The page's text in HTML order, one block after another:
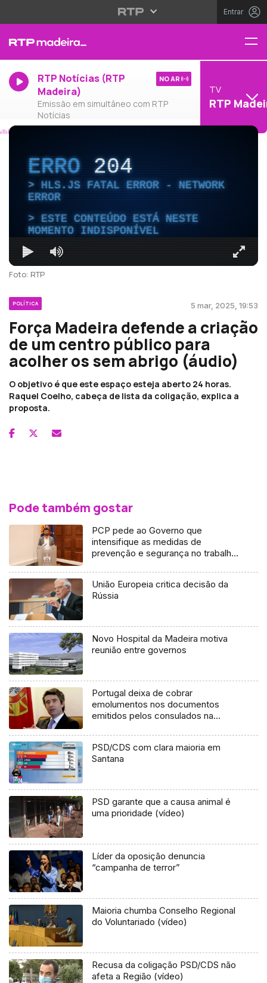
Entrar
RTP Notícias (RTP
Madeira)
Emissão em simultâneo com RTP
Notícias
NO AR
TV
RTP
ERRO204
HLS.JS FATAL ERROR - NETWORK
ERROR
ESTE CONTEÚDO ESTÁ NESTE
MOMENTO INDISPONÍVEL
Foto: RTP
POLÍTICA 5 mar, 2025, 19:53
Força Madeira defende a criação
de um centro público para
acolher os sem abrigo (áudio)
O objetivo é que este espaço esteja aberto 24 horas.
Raquel Coelho, cabeça de lista da coligação, explica a
proposta.
Pode também gostar
PCP pede ao Governo que
intensifique as medidas de
prevenção e segurança no trabalho
União Europeia critica decisão da
Rússia
Novo Hospital da Madeira motiva
reunião entre governos
Portugal deixa de cobrar
emolumentos nos documentos
emitidos pelos consulados na
PSD/CDS com clara maioria em
Santana
PSD garante que a causa animal é
uma prioridade (vídeo)
Líder da oposição denuncia
“campanha de terror”
Maioria chumba Conselho Regional
do Voluntariado (vídeo)
Recusa da coligação PSD/CDS não
afeta a Região (vídeo)